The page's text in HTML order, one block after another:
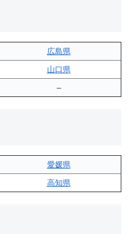
広島県
山口県
–
愛媛県
高知県